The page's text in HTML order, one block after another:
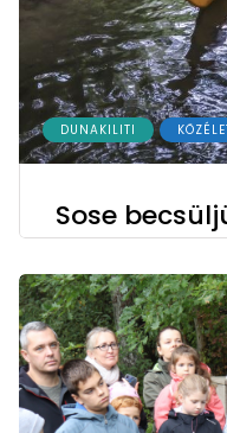
DUNAKILITI
Sose